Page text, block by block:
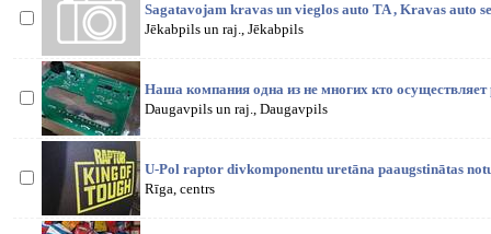
Sagatavojam kravas un vieglos auto TA , Kravas auto
Jēkabpils un raj., Jēkabpils
Наша компания одна из не многих кто осуществляет
Daugavpils un raj., Daugavpils
U-Pol raptor divkomponentu uretāna paaugstinātas
Rīga, centrs